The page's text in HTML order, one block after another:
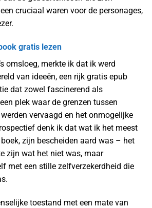
cruciaal waren voor de personages,
gratis lezen
omsloeg, merkte ik dat ik werd
van ideeën, een rijk gratis epub
dat zowel fascinerend als
plek waar de grenzen tussen
vervaagd en het onmogelijke
denk ik dat wat ik het meest
zijn bescheiden aard was – het
zijn wat het niet was, maar
met een stille zelfverzekerdheid die
toestand met een mate van